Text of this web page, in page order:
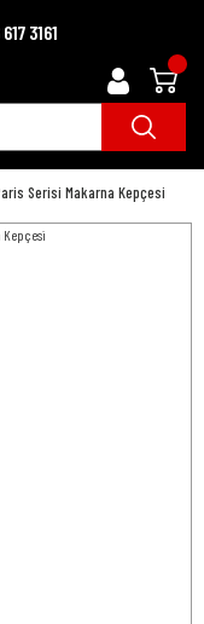
3161
Serisi Makarna Kepçesi